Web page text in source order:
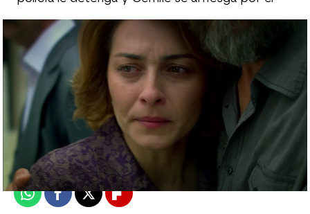
Nova
Madrid
Publicado:07 de junio de 2022, 21:59
WhatsappFacebook
X Flipboard